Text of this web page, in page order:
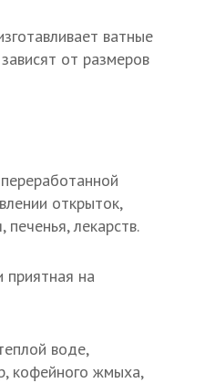
ватные
от размеров
открыток,
лекарств.
приятная на
воде,
кофейного жмыха,